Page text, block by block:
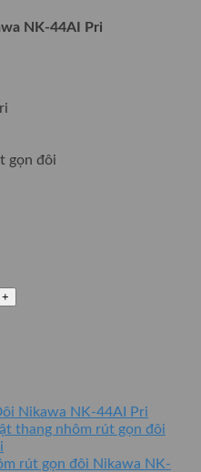
NK-44AI Pri
gọn đôi
Nikawa NK-44AI Pri
thang nhôm rút gọn đôi
rút gọn đôi Nikawa NK-